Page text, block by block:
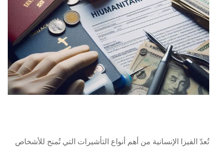
تُعدّ الفيزا الإنسانية من أهم أنواع التأشيرات التي تُمنح للأشخاص